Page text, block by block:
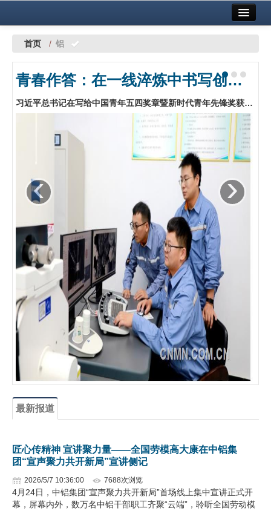
中国有色金属报社主办
铜镍铅锌
铝
科技
地矿 建设
党建工作
企业文化
《资源再生》杂志
行情报价
数字报
首页 / 铝
青春作答：在一线淬炼中书写创新答卷——中铝股份青年创新创效工作探索与实践
习近平总书记在写给中国青年五四奖章暨新时代青年先锋奖获奖者的回信中指出：“青年要立足各自岗位不断创造新业绩，在新征程上贡献青春力量。”中铝股份团委广泛组织各级团组织和广大团员青年深入学习回信精神，坚持以“青年创新行动”为抓手，持续拓展青年创新创效平台载体，为青年职工干事创业搭建广阔舞台，推动青年创新创效活力在基层一线竞相迸发。…
‹ ›
最新报道
匠心传精神 宣讲聚力量——全国劳模高大康在中铝集
团“宣声聚力共开新局”宣讲侧记
2026/5/7 10:36:00 7688次浏览
4月24日，中铝集团“宣声聚力共开新局”首场线上集中宣讲正式开
幕，屏幕内外，数万名中铝干部职工齐聚“云端”，聆听全国劳动模